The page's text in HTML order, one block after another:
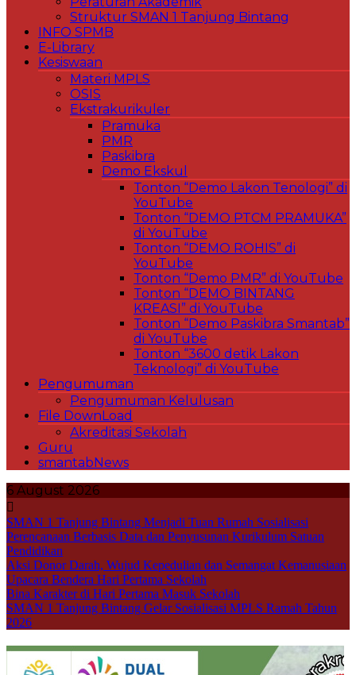
Struktur SMAN 1 Tanjung Bintang
INFO SPMB
E-Library
Kesiswaan
Materi MPLS
OSIS
Ekstrakurikuler
Pramuka
PMR
Paskibra
Demo Ekskul
Tonton “Demo Lakon Tenologi” di
YouTube
Tonton “DEMO PTCM PRAMUKA”
di YouTube
Tonton “DEMO ROHIS” di
YouTube
Tonton “Demo PMR” di YouTube
Tonton “DEMO BINTANG
KREASI” di YouTube
Tonton “Demo Paskibra Smantab”
di YouTube
Tonton “3600 detik Lakon
Teknologi” di YouTube
Pengumuman
Pengumuman Kelulusan
File DownLoad
Akreditasi Sekolah
Guru
smantabNews
6 August 2026
SMAN 1 Tanjung Bintang Menjadi Tuan Rumah Sosialisasi
Perencanaan Berbasis Data dan Penyusunan Kurikulum Satuan
Pendidikan
Aksi Donor Darah, Wujud Kepedulian dan Semangat Kemanusiaan
Upacara Bendera Hari Pertama Sekolah
Bina Karakter di Hari Pertama Masuk Sekolah
SMAN 1 Tanjung Bintang Gelar Sosialisasi MPLS Ramah Tahun
2026